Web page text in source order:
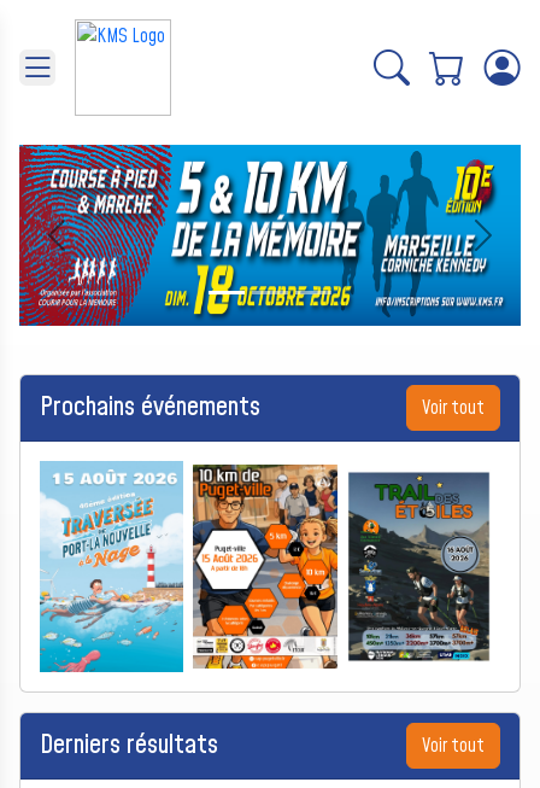
Précédent Suivant
Prochains événements Voir tout
Derniers résultats Voir tout
Panneau de gestion des cookies